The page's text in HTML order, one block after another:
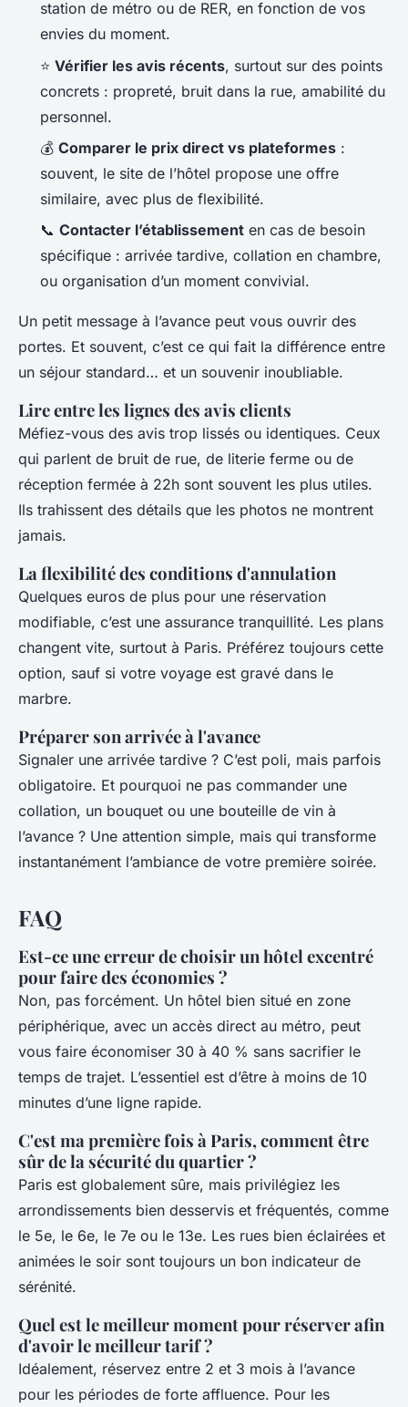
station de métro ou de RER, en fonction de vos
envies du moment.
⭐ Vérifier les avis récents, surtout sur des points
concrets : propreté, bruit dans la rue, amabilité du
personnel.
💰 Comparer le prix direct vs plateformes :
souvent, le site de l’hôtel propose une offre
similaire, avec plus de flexibilité.
📞 Contacter l’établissement en cas de besoin
spécifique : arrivée tardive, collation en chambre,
ou organisation d’un moment convivial.
Un petit message à l’avance peut vous ouvrir des
portes. Et souvent, c’est ce qui fait la différence entre
un séjour standard… et un souvenir inoubliable.
Lire entre les lignes des avis clients
Méfiez-vous des avis trop lissés ou identiques. Ceux
qui parlent de bruit de rue, de literie ferme ou de
réception fermée à 22h sont souvent les plus utiles.
Ils trahissent des détails que les photos ne montrent
jamais.
La flexibilité des conditions d'annulation
Quelques euros de plus pour une réservation
modifiable, c’est une assurance tranquillité. Les plans
changent vite, surtout à Paris. Préférez toujours cette
option, sauf si votre voyage est gravé dans le
marbre.
Préparer son arrivée à l'avance
Signaler une arrivée tardive ? C’est poli, mais parfois
obligatoire. Et pourquoi ne pas commander une
collation, un bouquet ou une bouteille de vin à
l’avance ? Une attention simple, mais qui transforme
instantanément l’ambiance de votre première soirée.
FAQ
Est-ce une erreur de choisir un hôtel excentré
pour faire des économies ?
Non, pas forcément. Un hôtel bien situé en zone
périphérique, avec un accès direct au métro, peut
vous faire économiser 30 à 40 % sans sacrifier le
temps de trajet. L’essentiel est d’être à moins de 10
minutes d’une ligne rapide.
C'est ma première fois à Paris, comment être
sûr de la sécurité du quartier ?
Paris est globalement sûre, mais privilégiez les
arrondissements bien desservis et fréquentés, comme
le 5e, le 6e, le 7e ou le 13e. Les rues bien éclairées et
animées le soir sont toujours un bon indicateur de
sérénité.
Quel est le meilleur moment pour réserver afin
d'avoir le meilleur tarif ?
Idéalement, réservez entre 2 et 3 mois à l’avance
pour les périodes de forte affluence. Pour les